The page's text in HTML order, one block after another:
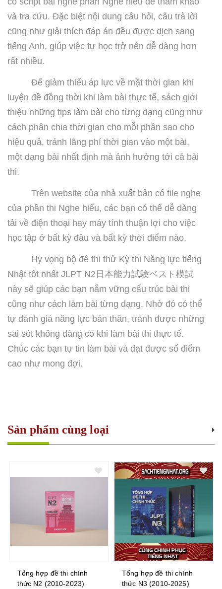
và tra cứu. Đặc biệt nội dung câu hỏi, câu trả lời
cũng như giải thích đáp án đều được dịch sang
tiếng Anh, giúp việc tự học trở nên dễ dàng hơn
rất nhiều.
Để giảm thiểu áp lực về mặt thời gian khi
luyện đề đồng thời khi làm bài thực tế, sách giới
thiệu những tips làm bài cho từng dạng cũng như
cách phân chia thời gian cho mỗi phần sao cho
hiệu quả, tránh lãng phí thời gian vào một bài,
một dạng bài nhất định mà ảnh hưởng tới cả bài
thi.
Trên website của nhà xuất bản có file nghe
của phần thi Nghe hiểu, các bạn có thể dễ dàng
tải về điện thoại hay máy tính thuận lợi cho việc
học tập ở bất kỳ đâu và bất kỳ thời điểm nào.
Hy vọng bộ đề thi thử Kỳ thi Năng lực tiếng
Nhật tốt nhất JLPT N2 日本能力試験ベスト 模試
này sẽ giúp các bạn nắm vững cấu trúc bài thi
cũng như cách làm bài từng dạng. Nhờ đó có thể
tự đánh giá năng lực bản thân, tránh được những
sai sót không đáng có khi làm bài thi thực tế.
Chúc các bạn tự tin làm bài và đạt được số điểm
cao như mong đợi.
Sản phẩm cùng loại
Tổng hợp đề thi chính
thức N3 (2010-2025)
Kỳ thi năng lực Nhật ngữ
N5 - Bộ đề luyện thi 3 bộ